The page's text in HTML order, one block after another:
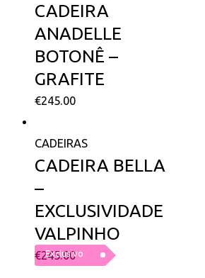
CADEIRA
ANADELLE
BOTONÊ –
GRAFITE
€245.00
Exclusivo
CADEIRAS
CADEIRA BELLA
–
EXCLUSIVIDADE
VALPINHO
€245.00